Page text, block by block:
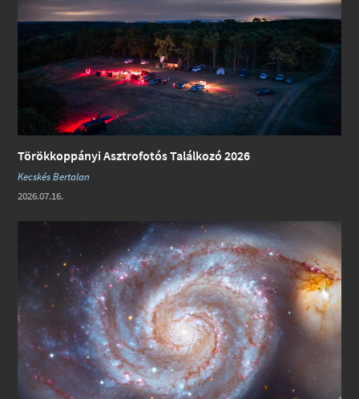
Törökkoppányi Asztrofotós Találkozó 2026
Kecskés Bertalan
2026.07.16.